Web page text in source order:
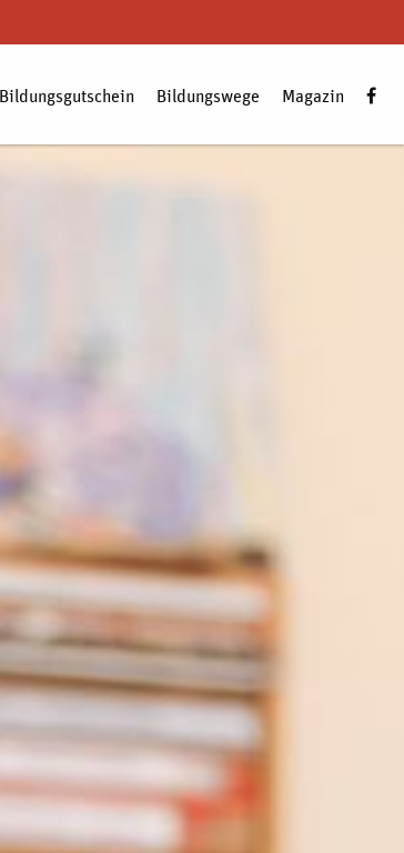
Bildungsgutschein Bildungswege Magazin